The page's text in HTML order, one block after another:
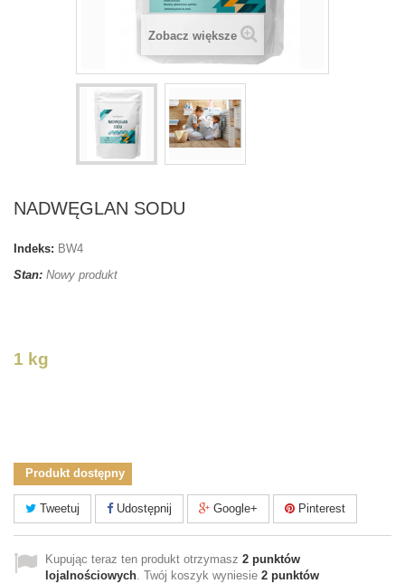
Zobacz większe
NADWĘGLAN SODU
Indeks: BW4
Stan: Nowy produkt
1 kg
Produkt dostępny
Tweetuj Udostępnij Google+ Pinterest
Kupując teraz ten produkt otrzymasz 2 punktów
lojalnościowych. Twój koszyk wyniesie 2 punktów